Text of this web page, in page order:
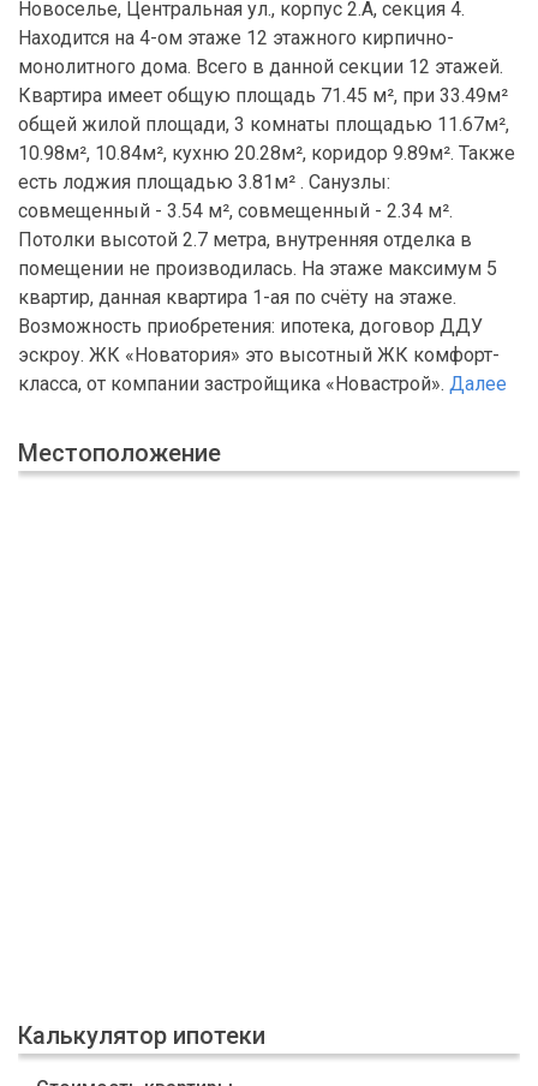
Новоселье, Центральная ул., корпус 2.А, секция 4.
Находится на 4-ом этаже 12 этажного кирпично-
монолитного дома. Всего в данной секции 12 этажей.
Квартира имеет общую площадь 71.45 м², при 33.49м²
общей жилой площади, 3 комнаты площадью 11.67м²,
10.98м², 10.84м², кухню 20.28м², коридор 9.89м². Также
есть лоджия площадью 3.81м² . Санузлы:
совмещенный - 3.54 м², совмещенный - 2.34 м².
Потолки высотой 2.7 метра, внутренняя отделка в
помещении не производилась. На этаже максимум 5
квартир, данная квартира 1-ая по счёту на этаже.
Возможность приобретения: ипотека, договор ДДУ
эскроу. ЖК «Новатория» это высотный ЖК комфорт-
класса, от компании застройщика «Новастрой». Далее
Местоположение
Калькулятор ипотеки